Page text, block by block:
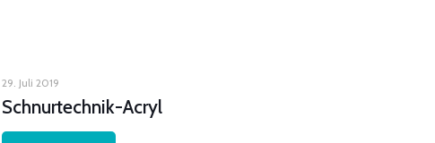
29. Juli 2019
Schnurtechnik-Acryl